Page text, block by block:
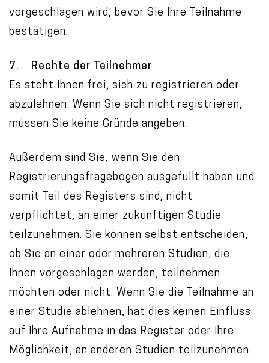
vorgeschlagen wird, bevor Sie Ihre Teilnahme
bestätigen.
7. Rechte der Teilnehmer
Es steht Ihnen frei, sich zu registrieren oder
abzulehnen. Wenn Sie sich nicht registrieren,
müssen Sie keine Gründe angeben.
Außerdem sind Sie, wenn Sie den
Registrierungsfragebogen ausgefüllt haben und
somit Teil des Registers sind, nicht
verpflichtet, an einer zukünftigen Studie
teilzunehmen. Sie können selbst entscheiden,
ob Sie an einer oder mehreren Studien, die
Ihnen vorgeschlagen werden, teilnehmen
möchten oder nicht. Wenn Sie die Teilnahme an
einer Studie ablehnen, hat dies keinen Einfluss
auf Ihre Aufnahme in das Register oder Ihre
Möglichkeit, an anderen Studien teilzunehmen.